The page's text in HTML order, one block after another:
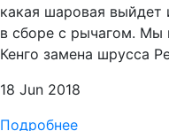
какая шаровая выйдет
в сборе с рычагом. Мы
Кенго замена шрусса
18 Jun 2018
Подробнее